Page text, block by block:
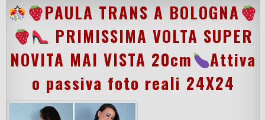
PAULA TRANS A BOLOGNA
PRIMISSIMA VOLTA SUPER
NOVITA MAI VISTA 20cm
Attiva
o passiva foto reali 24X24